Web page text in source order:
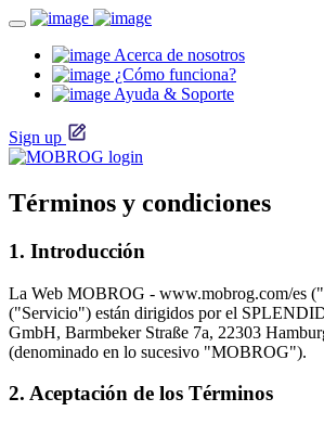
Acerca de nosotros
¿Cómo funciona?
Ayuda & Soporte
Sign up
Términos y condiciones
1. Introducción
La Web MOBROG - www.mobrog.com/es
("Servicio") están dirigidos por el
GmbH, Barmbeker Straße 7a, 22303
(denominado en lo sucesivo "MOBROG").
2. Aceptación de los Términos